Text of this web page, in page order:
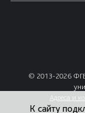
© 2013-2026
Адреса и
К сайту